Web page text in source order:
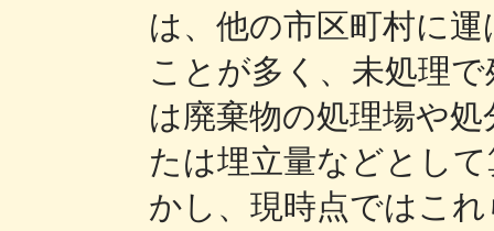
は、他の市区町村に
ことが多く、未処理
は廃棄物の処理場や
たは埋立量などとし
かし、現時点ではこ